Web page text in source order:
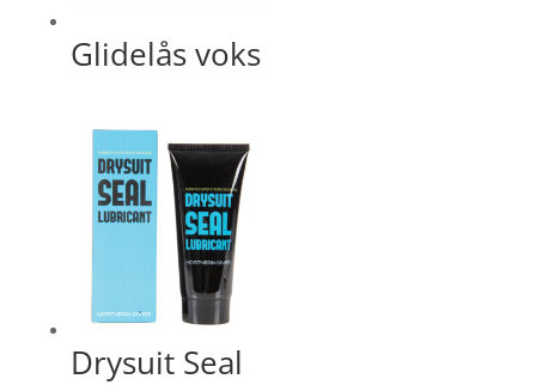
Glidelås voks
Drysuit Seal